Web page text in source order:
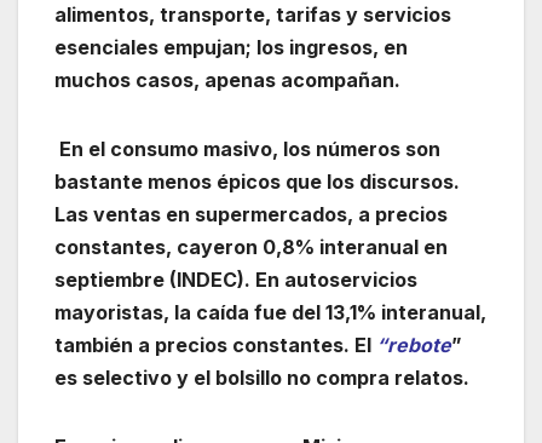
alimentos, transporte, tarifas y servicios
esenciales empujan; los ingresos, en
muchos casos, apenas acompañan.
En el consumo masivo, los números son
bastante menos épicos que los discursos.
Las ventas en supermercados, a precios
constantes, cayeron 0,8% interanual en
septiembre (INDEC). En autoservicios
mayoristas, la caída fue del 13,1% interanual,
también a precios constantes. El “rebote”
es selectivo y el bolsillo no compra relatos.